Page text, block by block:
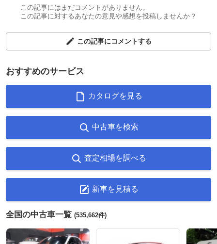
この記事にはまだコメントがありません。
この記事に対するあなたの意見や感想を投稿しませんか？
この記事にコメントする
おすすめのサービス
カタログを見る
中古車を検索
査定相場を調べる
新車を見積る
全国の中古車一覧 (535,662件)